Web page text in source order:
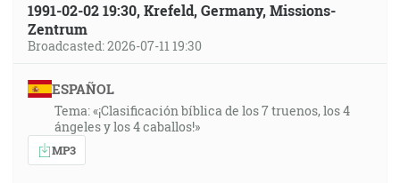
1991-02-02 19:30, Krefeld, Germany, Missions-
Zentrum
Broadcasted: 2026-07-11 19:30
ESPAÑOL
Tema: «¡Clasificación bíblica de los 7 truenos, los 4
ángeles y los 4 caballos!»
MP3